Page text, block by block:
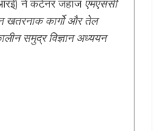
ने कंटेनर जहाजएमएससी
कार्गो और तेल
समुद्र विज्ञान अध्ययन